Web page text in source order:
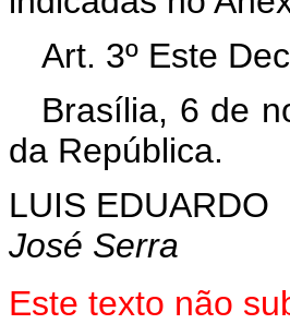
Art. 3º Este
Brasília, 6 de
da República.
LUIS EDUARDO
José Serra
Este texto não